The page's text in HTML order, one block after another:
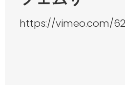
https://vimeo.com/